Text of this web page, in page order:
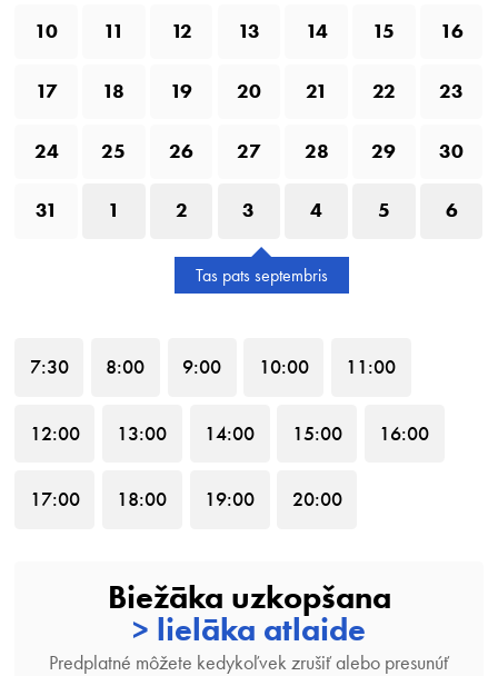
10 11 12 13 14 15 16
17 18 19 20 21 22 23
24 25 26 27 28 29 30
31 1 2 3 4 5 6
Tas pats septembris
7:30 8:00 9:00 10:00 11:00
12:00 13:00 14:00 15:00 16:00
17:00 18:00 19:00 20:00
Biežāka uzkopšana
> lielāka atlaide
Predplatné môžete kedykoľvek zrušiť alebo presunúť